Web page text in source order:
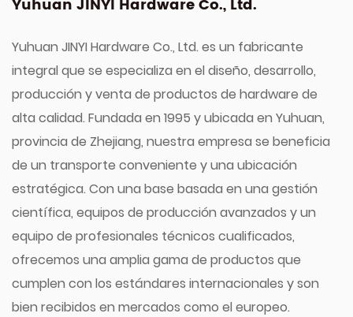
Yuhuan JINYI Hardware Co., Ltd.
Yuhuan JINYI Hardware Co., Ltd. es un fabricante
integral que se especializa en el diseño, desarrollo,
producción y venta de productos de hardware de
alta calidad. Fundada en 1995 y ubicada en Yuhuan,
provincia de Zhejiang, nuestra empresa se beneficia
de un transporte conveniente y una ubicación
estratégica. Con una base basada en una gestión
científica, equipos de producción avanzados y un
equipo de profesionales técnicos cualificados,
ofrecemos una amplia gama de productos que
cumplen con los estándares internacionales y son
bien recibidos en mercados como el europeo.